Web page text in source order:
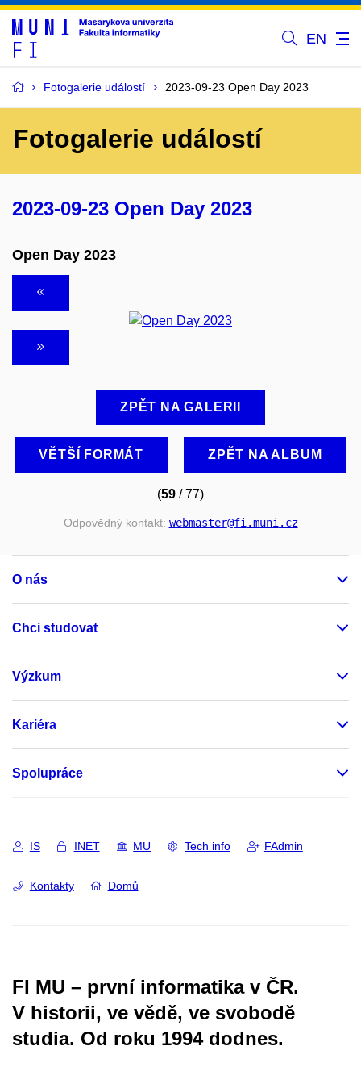
EN
Fotogalerie událostí 2023-09-23 Open Day 2023
Fotogalerie událostí
2023-09-23 Open Day 2023
Open Day 2023
ZPĚT NA GALERII
VĚTŠÍ FORMÁT ZPĚT NA ALBUM
(59 / 77)
Odpovědný kontakt: webmaster@fi.muni.cz
O nás
Chci studovat
Výzkum
Kariéra
Spolupráce
IS INET MU Tech info FAdmin
Kontakty Domů
FI MU – první informatika v ČR.
V historii, ve vědě, ve svobodě
studia. Od roku 1994 dodnes.